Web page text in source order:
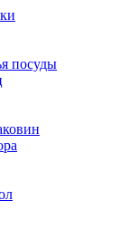
посуды